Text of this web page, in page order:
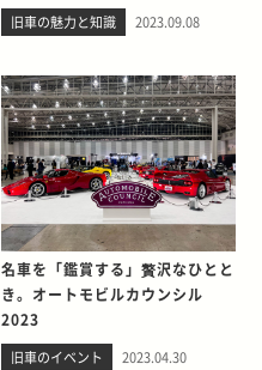
旧車の魅力と知識 2023.09.08
名車を「鑑賞する」贅沢なひとと
き。オートモビルカウンシル
2023
旧車のイベント 2023.04.30